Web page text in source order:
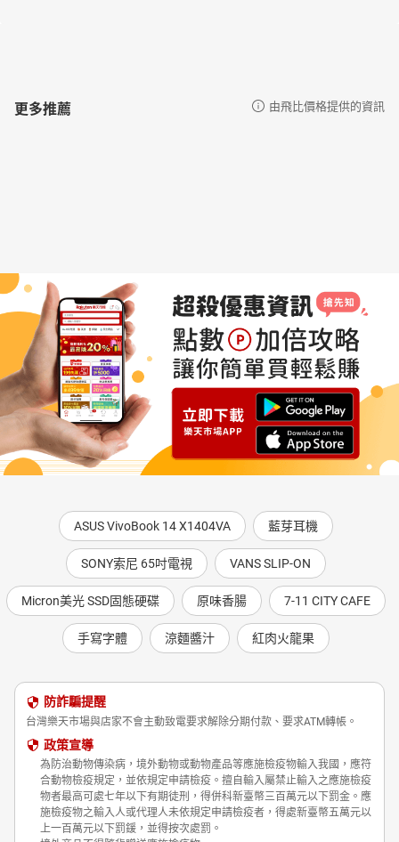
更多推薦 由飛比價格提供的資訊
ASUS VivoBook 14 X1404VA 藍芽耳機
SONY索尼 65吋電視 VANS SLIP-ON
Micron美光 SSD固態硬碟 原味香腸 7-11 CITY CAFE
手寫字體 涼麵醬汁 紅肉火龍果
防詐騙提醒
台灣樂天市場與店家不會主動致電要求解除分期付款、要求ATM轉帳。
政策宣導
為防治動物傳染病，境外動物或動物產品等應施檢疫物輸入我國，應符
合動物檢疫規定，並依規定申請檢疫。擅自輸入屬禁止輸入之應施檢疫
物者最高可處七年以下有期徒刑，得併科新臺幣三百萬元以下罰金。應
施檢疫物之輸入人或代理人未依規定申請檢疫者，得處新臺幣五萬元以
上一百萬元以下罰鍰，並得按次處罰。